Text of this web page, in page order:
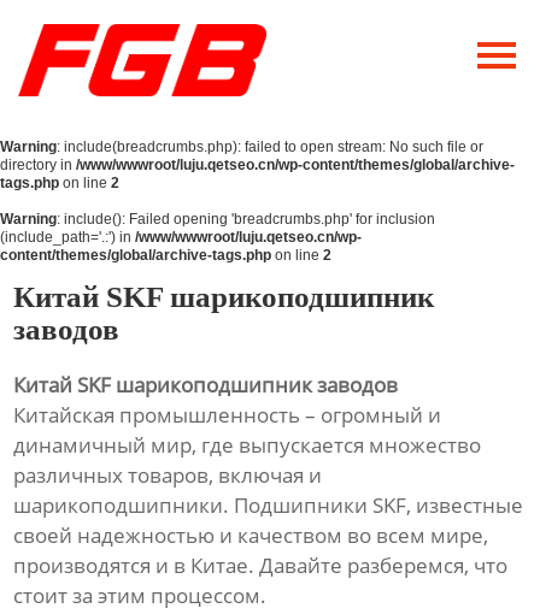
Главная
О Нас
Продукция
Новости
Warning: include(breadcrumbs.php): failed to open stream: No such file or
directory in /www/wwwroot/luju.qetseo.cn/wp-content/themes/global/archive-
tags.php on line 2
Warning: include(): Failed opening 'breadcrumbs.php' for inclusion
(include_path='.:') in /www/wwwroot/luju.qetseo.cn/wp-
content/themes/global/archive-tags.php on line 2
Китай SKF шарикоподшипник
заводов
Китай SKF шарикоподшипник заводов
Китайская промышленность – огромный и
динамичный мир, где выпускается множество
различных товаров, включая и
шарикоподшипники. Подшипники SKF, известные
своей надежностью и качеством во всем мире,
производятся и в Китае. Давайте разберемся, что
стоит за этим процессом.